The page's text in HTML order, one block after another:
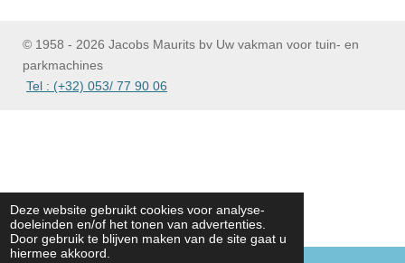
Deze website gebruikt cookies voor analyse-
doeleinden en/of het tonen van advertenties.
Door gebruik te blijven maken van de site gaat u
hiermee akkoord.
© 1958 - 2026 Jacobs Maurits bv Uw vakman voor tuin- en
parkmachines
Tel : (+32) 053/ 77 90 06